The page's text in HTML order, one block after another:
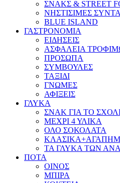
ΣΝΑΚΣ & STREET
ΝΗΣΤΙΣΙΜΕΣ
BLUE ISLAND
ΓΑΣΤΡΟΝΟΜΙΑ
ΕΙΔΗΣΕΙΣ
ΑΣΦΑΛΕΙΑ
ΠΡΟΣΩΠΑ
ΣΥΜΒΟΥΛΕΣ
ΤΑΞΙΔΙ
ΓΝΩΜΕΣ
ΑΦΙΞΕΙΣ
ΓΛΥΚΑ
ΣΝΑΚ ΓΙΑ ΤΟ
ΜΕΧΡΙ 4 ΥΛΙΚΑ
ΟΛΟ ΣΟΚΟΛΑΤΑ
ΤΑ ΓΛΥΚΑ ΤΩΝ
ΠΟΤΑ
ΟΙΝΟΣ
ΜΠΙΡΑ